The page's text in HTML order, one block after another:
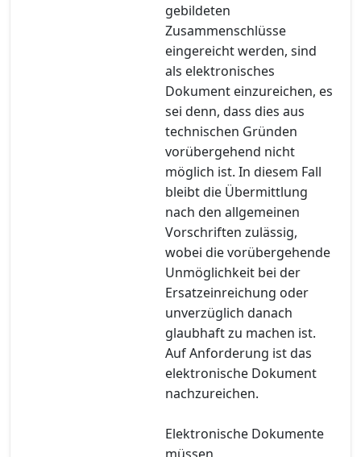
gebildeten
Zusammenschlüsse
eingereicht werden, sind
als elektronisches
Dokument einzureichen, es
sei denn, dass dies aus
technischen Gründen
vorübergehend nicht
möglich ist. In diesem Fall
bleibt die Übermittlung
nach den allgemeinen
Vorschriften zulässig,
wobei die vorübergehende
Unmöglichkeit bei der
Ersatzeinreichung oder
unverzüglich danach
glaubhaft zu machen ist.
Auf Anforderung ist das
elektronische Dokument
nachzureichen.
Elektronische Dokumente